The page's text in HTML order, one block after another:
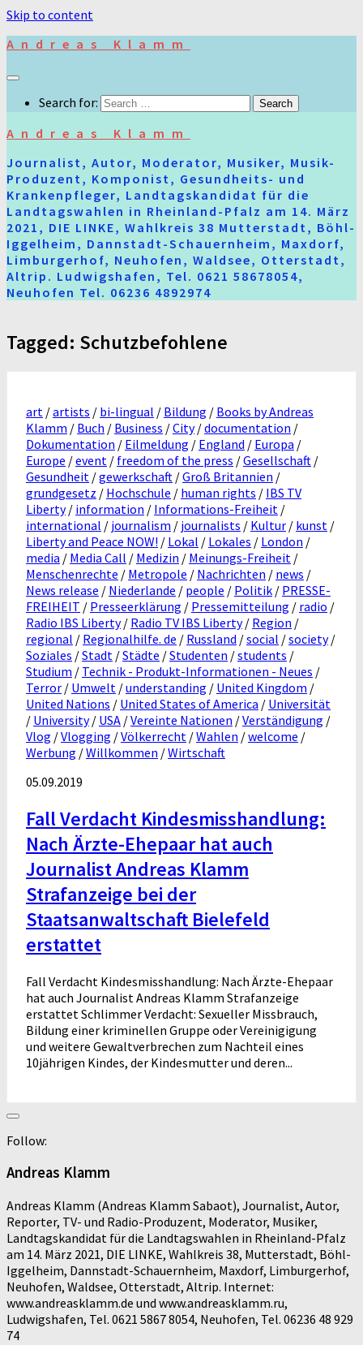
Skip to content
Andreas Klamm
Search for:
Andreas Klamm
Journalist, Autor, Moderator, Musiker, Musik-
Produzent, Komponist, Gesundheits- und
Krankenpfleger, Landtagskandidat für die
Landtagswahlen in Rheinland-Pfalz am 14. März
2021, DIE LINKE, Wahlkreis 38 Mutterstadt, Böhl-
Iggelheim, Dannstadt-Schauernheim, Maxdorf,
Limburgerhof, Neuhofen, Waldsee, Otterstadt,
Altrip. Ludwigshafen, Tel. 0621 58678054,
Neuhofen Tel. 06236 4892974
Tagged: Schutzbefohlene
art /artists / bi-lingual / Bildung / Books by Andreas
Klamm / Buch / Business /City/documentation /
Dokumentation / Eilmeldung / England / Europa /
Europe /event / freedom of the press /Gesellschaft /
Gesundheit /gewerkschaft /Groß Britannien /
grundgesetz / Hochschule / human rights / IBS TV
Liberty/ information / Informations-Freiheit /
international / journalism / journalists / Kultur / kunst /
Liberty and Peace NOW! / Lokal / Lokales / London /
media / Media Call / Medizin / Meinungs-Freiheit /
Menschenrechte / Metropole / Nachrichten / news /
News release / Niederlande / people / Politik / PRESSE-
FREIHEIT / Presseerklärung / Pressemitteilung / radio /
Radio IBS Liberty/ Radio TV IBS Liberty/ Region /
regional / Regionalhilfe. de / Russland /social /society/
Soziales /Stadt /Städte /Studenten /students /
Studium / Technik - Produkt-Informationen - Neues /
Terror / Umwelt /understanding / United Kingdom /
United Nations / United States of America / Universität
/ University/ USA /Vereinte Nationen /Verständigung /
Vlog /Vlogging /Völkerrecht /Wahlen /welcome /
Werbung /Willkommen /Wirtschaft
05.09.2019
Fall Verdacht Kindesmisshandlung:
Nach Ärzte-Ehepaar hat auch
Journalist Andreas Klamm
Strafanzeige bei der
Staatsanwaltschaft Bielefeld
erstattet
Fall Verdacht Kindesmisshandlung: Nach Ärzte-Ehepaar
hat auch Journalist Andreas Klamm Strafanzeige
erstattet Schlimmer Verdacht: Sexueller Missbrauch,
Bildung einer kriminellen Gruppe oder Vereinigigung
und weitere Gewaltverbrechen zum Nachteil eines
10jährigen Kindes, der Kindesmutter und deren...
Follow:
Andreas Klamm
Andreas Klamm (Andreas Klamm Sabaot), Journalist, Autor,
Reporter, TV- und Radio-Produzent, Moderator, Musiker,
Landtagskandidat für die Landtagswahlen in Rheinland-Pfalz
am 14. März 2021, DIE LINKE, Wahlkreis 38, Mutterstadt, Böhl-
Iggelheim, Dannstadt-Schauernheim, Maxdorf, Limburgerhof,
Neuhofen, Waldsee, Otterstadt, Altrip. Internet:
www.andreasklamm.de und www.andreasklamm.ru,
Ludwigshafen, Tel. 0621 5867 8054, Neuhofen, Tel. 06236 48 929
74